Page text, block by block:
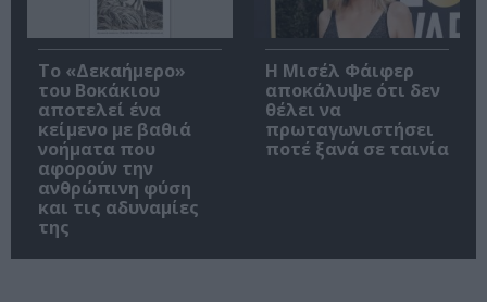
Το «Δεκαήμερο»
του Βοκάκιου
αποτελεί ένα
κείμενο με βαθιά
νοήματα που
αφορούν την
ανθρώπινη φύση
και τις αδυναμίες
της
Η Μισέλ Φάιφερ
αποκάλυψε ότι δεν
θέλει να
πρωταγωνιστήσει
ποτέ ξανά σε ταινία